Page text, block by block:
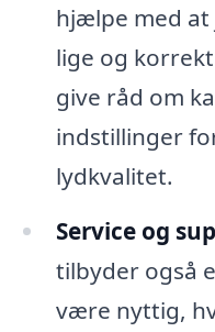
hjælpe med at
lige og
give råd om
indstillinger
lydkvalitet.
Service og
tilbyder også
være nyttig,